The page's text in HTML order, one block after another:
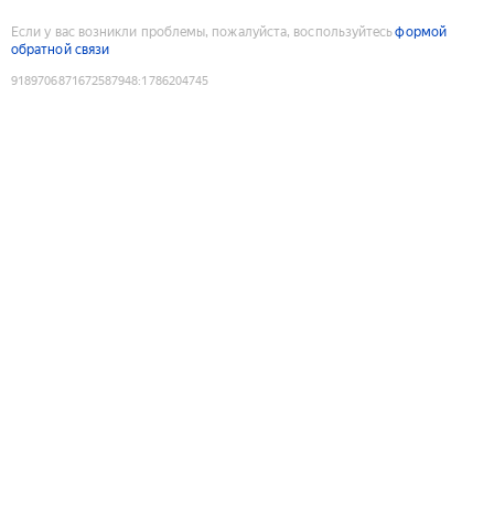
Если у вас возникли проблемы, пожалуйста, воспользуйтесьформой
обратной связи
9189706871672587948:1786204745